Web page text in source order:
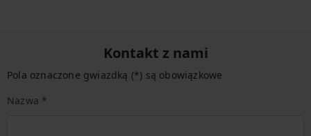
Kontakt z nami
Pola oznaczone gwiazdką (*) są obowiązkowe
Nazwa *